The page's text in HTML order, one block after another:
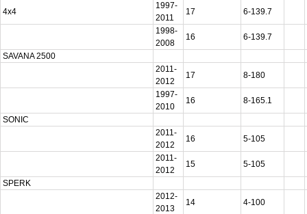
4x4
1997-
2011
17
6-139.7
1998-
2008
16
6-139.7
SAVANA 2500
2011-
2012
17
8-180
1997-
2010
16
8-165.1
SONIC
2011-
2012
16
5-105
2011-
2012
15
5-105
SPERK
2012-
2013
14
4-100